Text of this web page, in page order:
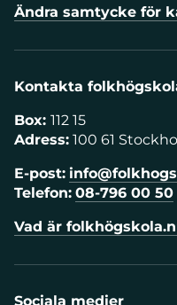
Ändra samtycke för
Kontakta
Box: 112 15
Adress: 100 61
E-post:
Telefon: 08-796 00 50
Vad är
Sociala medier